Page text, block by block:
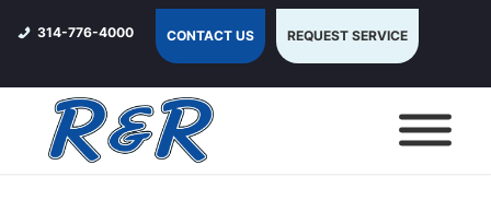
314-776-4000 CONTACT US REQUEST SERVICE